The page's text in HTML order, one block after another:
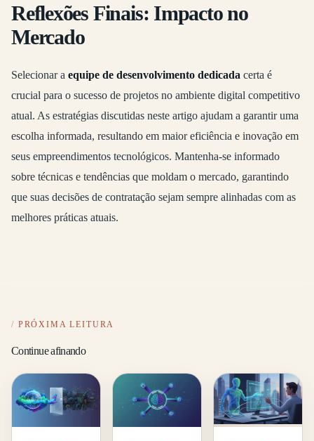
Reflexões Finais: Impacto no
Mercado
Selecionar a equipe de desenvolvimento dedicada certa é
crucial para o sucesso de projetos no ambiente digital competitivo
atual. As estratégias discutidas neste artigo ajudam a garantir uma
escolha informada, resultando em maior eficiência e inovação em
seus empreendimentos tecnológicos. Mantenha-se informado
sobre técnicas e tendências que moldam o mercado, garantindo
que suas decisões de contratação sejam sempre alinhadas com as
melhores práticas atuais.
PRÓXIMA LEITURA
Continue afinando